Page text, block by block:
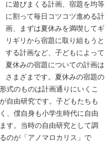
に遊びまくる計画、宿題を均等
に割って毎日コツコツ進める計
画、まずは夏休みを満喫してギ
リギリから宿題に取り組もうと
する計画など、子どもによって
夏休みの宿題についての計画は
さまざまです。夏休みの宿題の
式のものは計画通りにいくこ
自由研究です。子どもたちも
、僕自身も小学生時代に自由
す。当時の自由研究として調
のが「アノマロカリス」で